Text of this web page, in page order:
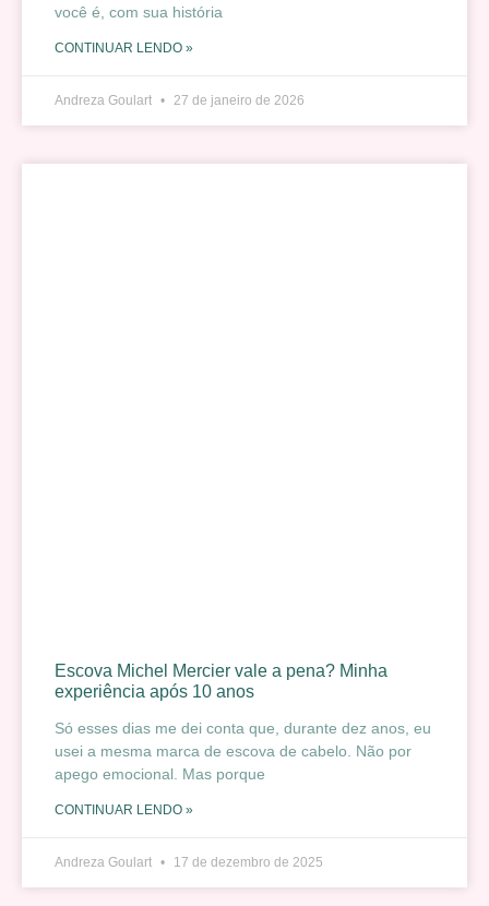
você é, com sua história
CONTINUAR LENDO »
Andreza Goulart 27 de janeiro de 2026
Escova Michel Mercier vale a pena? Minha
experiência após 10 anos
Só esses dias me dei conta que, durante dez anos, eu
usei a mesma marca de escova de cabelo. Não por
apego emocional. Mas porque
CONTINUAR LENDO »
Andreza Goulart 17 de dezembro de 2025